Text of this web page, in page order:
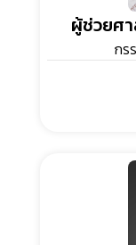
ผู้ช่วยศ
กร